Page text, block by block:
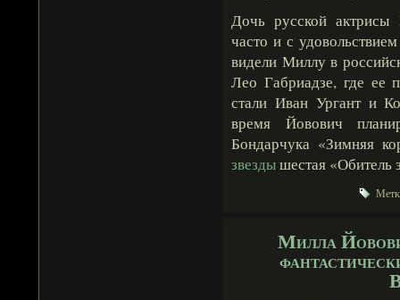
Дочь русской
часто и с
видели Миллу в
Лео Габриадзе, где ее
стали Иван Ургант и
время Йовович
Бондарчука «Зимняя
звездышестая «Обитель
Милла